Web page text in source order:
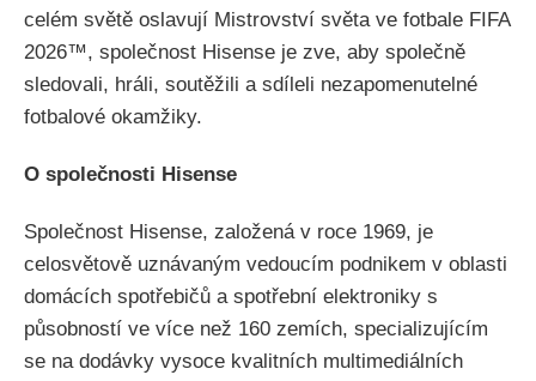
celém světě oslavují Mistrovství světa ve fotbale FIFA
2026™, společnost Hisense je zve, aby společně
sledovali, hráli, soutěžili a sdíleli nezapomenutelné
fotbalové okamžiky.
O společnosti Hisense
Společnost Hisense, založená v roce 1969, je
celosvětově uznávaným vedoucím podnikem v oblasti
domácích spotřebičů a spotřební elektroniky s
působností ve více než 160 zemích, specializujícím
se na dodávky vysoce kvalitních multimediálních